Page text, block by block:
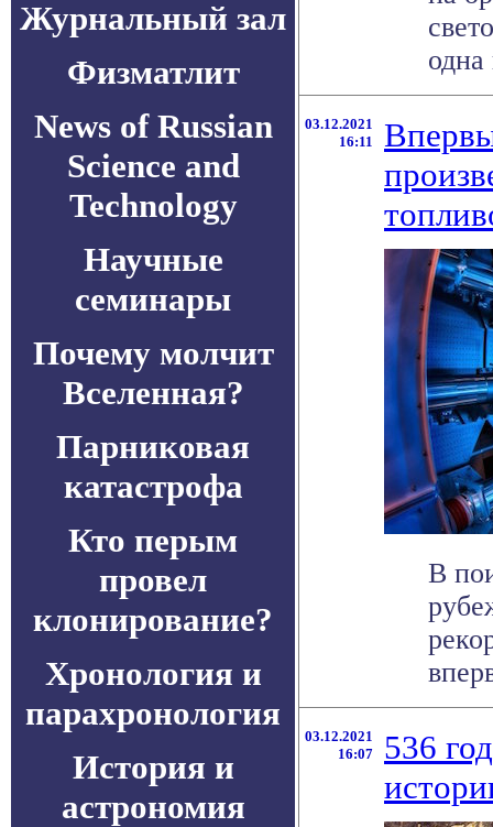
Журнальный зал
Физматлит
News of Russian
Science and
Technology
Научные
семинары
Почему молчит
Вселенная?
Парниковая
катастрофа
Кто перым
провел
клонирование?
Хронология и
парахронология
История и
астрономия
03.12.2021
16:11
В
03.12.2021
16:07
536